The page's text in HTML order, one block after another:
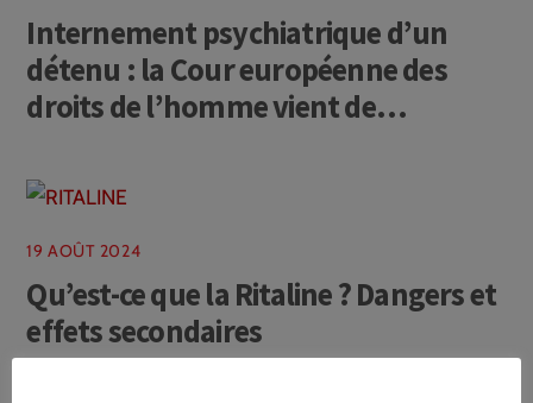
Internement psychiatrique d’un
détenu : la Cour européenne des
droits de l’homme vient de
19 AOÛT 2024
Qu’est-ce que la Ritaline ? Dangers et
effets secondaires